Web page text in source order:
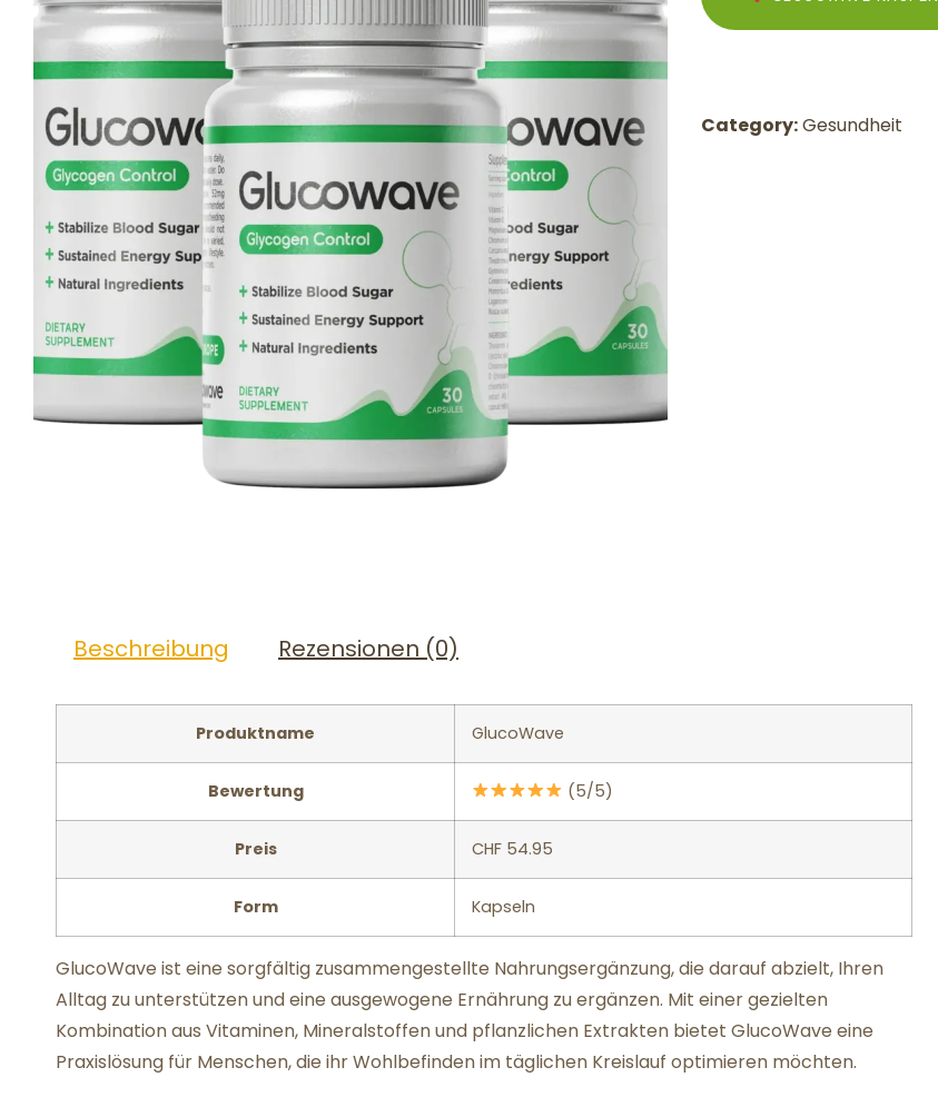
Category:Gesundheit
Beschreibung Rezensionen (0)
Produktname GlucoWave
Bewertung (5/5)
Preis CHF 54.95
Form Kapseln
GlucoWave ist eine sorgfältig zusammengestellte Nahrungsergänzung, die darauf abzielt, Ihren
Alltag zu unterstützen und eine ausgewogene Ernährung zu ergänzen. Mit einer gezielten
Kombination aus Vitaminen, Mineralstoffen und pflanzlichen Extrakten bietet GlucoWave eine
Praxislösung für Menschen, die ihr Wohlbefinden im täglichen Kreislauf optimieren möchten.